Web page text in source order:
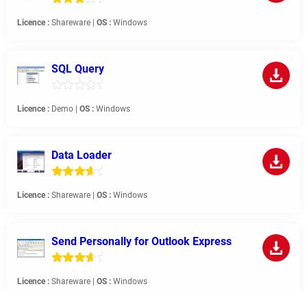
Licence : Shareware | OS : Windows
SQL Query
Licence : Demo | OS : Windows
Data Loader
Licence : Shareware | OS : Windows
Send Personally for Outlook Express
Licence : Shareware | OS : Windows